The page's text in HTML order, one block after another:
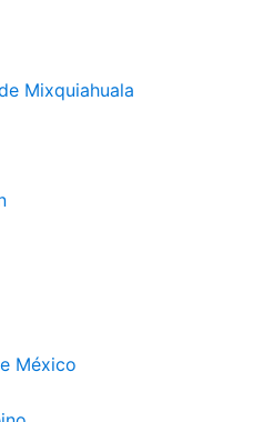
Mixquiahuala
México